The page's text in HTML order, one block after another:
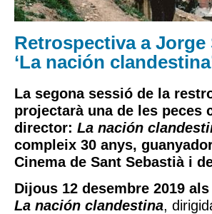
Retrospectiva a Jorge
‘La nación
La segona sessió de la
projectarà una de les peces
director: La nación
compleix 30 anys,
Cinema de Sant Sebastià i
Dijous 12 desembre 2019
La nación clandestina,